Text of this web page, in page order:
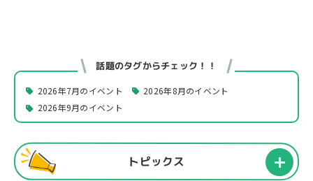
話題のタグからチェック！！
2026年7月のイベント
2026年8月のイベント
2026年9月のイベント
トピックス